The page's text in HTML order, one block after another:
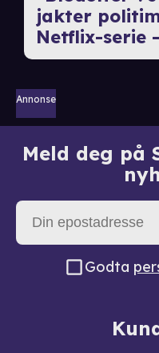
jakter
Netflix-serie
Annonse
Meld deg på
Godta